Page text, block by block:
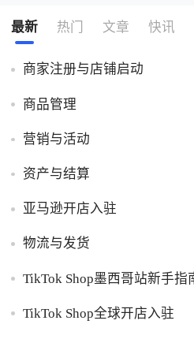
最新 热门 文章 快讯
商家注册与店铺启动
商品管理
营销与活动
资产与结算
亚马逊开店入驻
物流与发货
TikTok Shop墨西哥站新手指
TikTok Shop全球开店入驻